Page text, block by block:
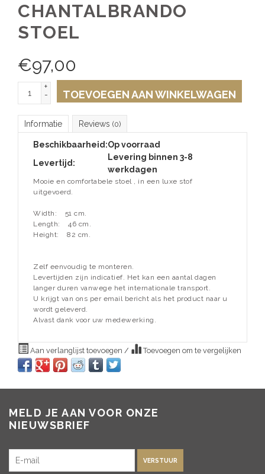
CHANTALBRANDO
STOEL
€97,00
+
-
TOEVOEGEN AAN WINKELWAGEN
Informatie Reviews (0)
Beschikbaarheid:Op voorraad
Levertijd:
Levering binnen 3-8
werkdagen
Mooie en comfortabele stoel , in een luxe stof
uitgevoerd.
Width:
51 cm.
Length:
46 cm.
Height:
82 cm.
Zelf eenvoudig te monteren.
Levertijden zijn indicatief. Het kan een aantal dagen
langer duren vanwege het internationale transport.
U krijgt van ons per email bericht als het product naar u
wordt geleverd.
Alvast dank voor uw medewerking.
Aan verlanglijst toevoegen / Toevoegen om te vergelijken
MELD JE AAN VOOR ONZE
NIEUWSBRIEF
VERSTUUR